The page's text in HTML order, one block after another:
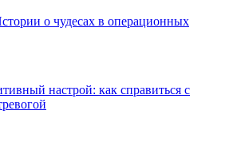
о чудесах в операционных
настрой: как справиться с